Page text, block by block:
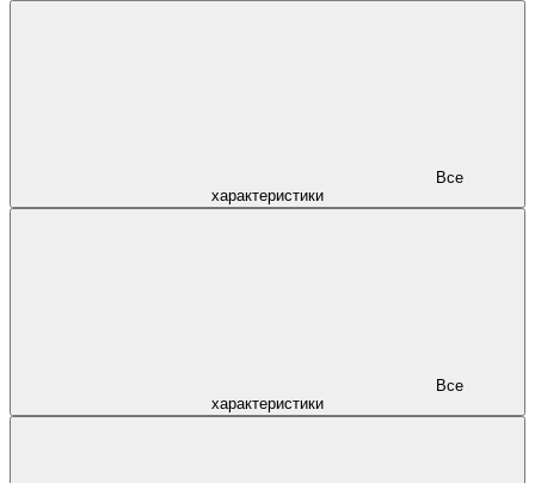
характеристики
характеристики